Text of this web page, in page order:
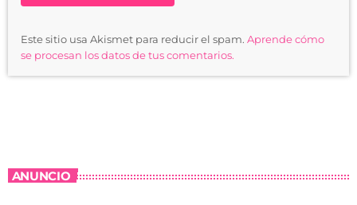
Este sitio usa Akismet para reducir el spam. Aprende cómo
se procesan los datos de tus comentarios.
ANUNCIO